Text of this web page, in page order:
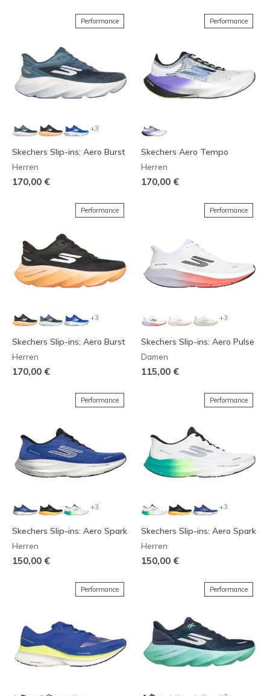
Performance
+3
Skechers Slip-ins: Aero Burst
Herren
170,00 €
Performance
Skechers Aero Tempo
Herren
170,00 €
Performance
+3
Skechers Slip-ins: Aero Burst
Herren
170,00 €
Performance
+3
Skechers Slip-ins: Aero Pulse
Damen
115,00 €
Performance
+3
Skechers Slip-ins: Aero Spark
Herren
150,00 €
Performance
+3
Skechers Slip-ins: Aero Spark
Herren
150,00 €
Performance Performance